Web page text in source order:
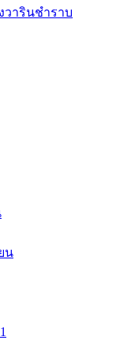
วารินชำราบ
น